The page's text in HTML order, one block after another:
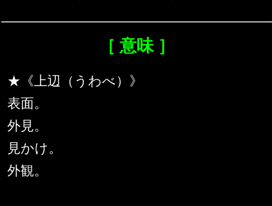
［ 意味 ］
★《上辺（うわべ）》
表面。
外見。
見かけ。
外観。